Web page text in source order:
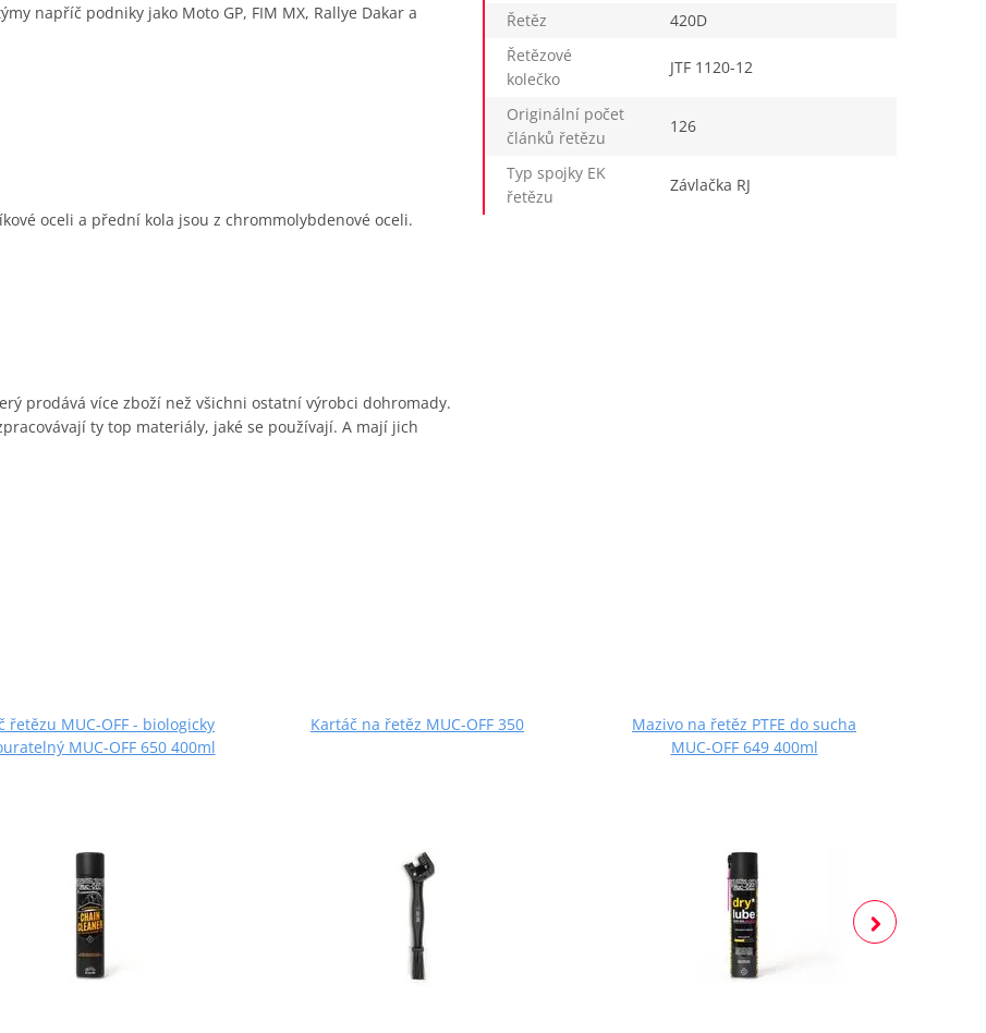
napříč podniky jako Moto GP, FIM MX, Rallye Dakar a
oceli a přední kola jsou z chrommolybdenové oceli.
prodává více zboží než všichni ostatní výrobci dohromady.
ty top materiály, jaké se používají. A mají jich
Řetěz
420D
Řetězové
kolečko
JTF 1120-12
Originální počet
článků řetězu
126
Typ spojky EK
řetězu
Závlačka RJ
řetězu MUC-OFF - biologicky
MUC-OFF 650 400ml
Kartáč na řetěz MUC-OFF 350
Mazivo na řetěz PTFE do sucha
MUC-OFF 649 400ml